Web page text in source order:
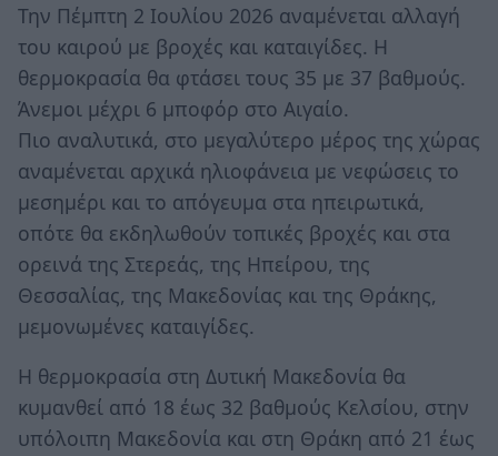
Την Πέμπτη 2 Ιουλίου 2026 αναμένεται αλλαγή
του καιρού με βροχές και καταιγίδες. Η
θερμοκρασία θα φτάσει τους 35 με 37 βαθμούς.
Άνεμοι μέχρι 6 μποφόρ στο Αιγαίο.
Πιο αναλυτικά, στο μεγαλύτερο μέρος της χώρας
αναμένεται αρχικά ηλιοφάνεια με νεφώσεις το
μεσημέρι και το απόγευμα στα ηπειρωτικά,
οπότε θα εκδηλωθούν τοπικές βροχές και στα
ορεινά της Στερεάς, της Ηπείρου, της
Θεσσαλίας, της Μακεδονίας και της Θράκης,
μεμονωμένες καταιγίδες.
Η θερμοκρασία στη Δυτική Μακεδονία θα
κυμανθεί από 18 έως 32 βαθμούς Κελσίου, στην
υπόλοιπη Μακεδονία και στη Θράκη από 21 έως